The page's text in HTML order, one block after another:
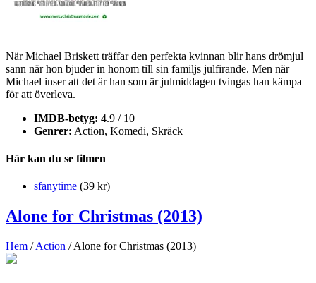
När Michael Briskett träffar den perfekta kvinnan blir hans drömjul
sann när hon bjuder in honom till sin familjs julfirande. Men när
Michael inser att det är han som är julmiddagen tvingas han kämpa
för att överleva.
IMDB-betyg: 4.9 / 10
Genrer: Action, Komedi, Skräck
Här kan du se filmen
sfanytime (39 kr)
Alone for Christmas (2013)
Hem /Action / Alone for Christmas (2013)